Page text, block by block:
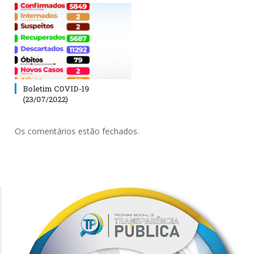
Boletim COVID-19
(23/07/2022)
Os comentários estão fechados.